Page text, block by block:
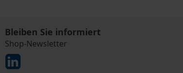
Bleiben Sie informiert
Shop-Newsletter